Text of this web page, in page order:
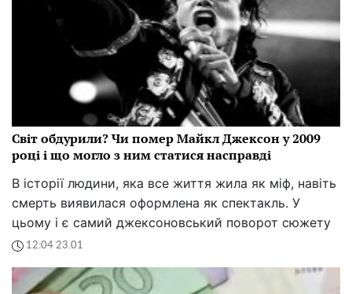
Світ обдурили? Чи помер Майкл Джексон у 2009
році і що могло з ним статися насправді
В історії людини, яка все життя жила як міф, навіть
смерть виявилася оформлена як спектакль. У
цьому і є самий джексоновський поворот сюжету
12:04 23.01